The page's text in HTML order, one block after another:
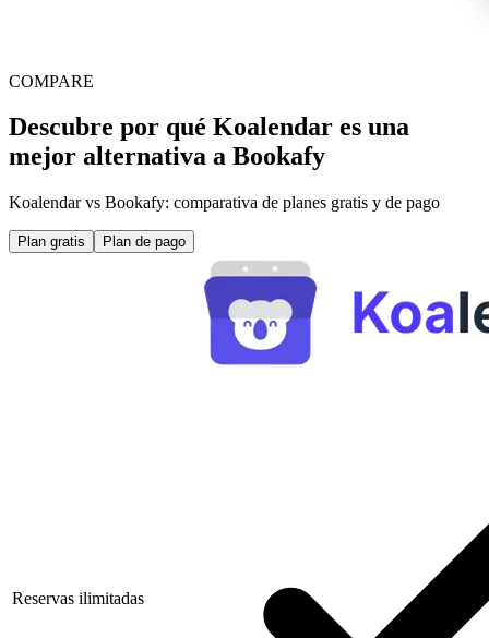
COMPARE
Descubre por qué Koalendar es una
mejor alternativa a Bookafy
Koalendar vs Bookafy: comparativa de planes gratis y de pago
Plan gratis Plan de pago
Reservas ilimitadas